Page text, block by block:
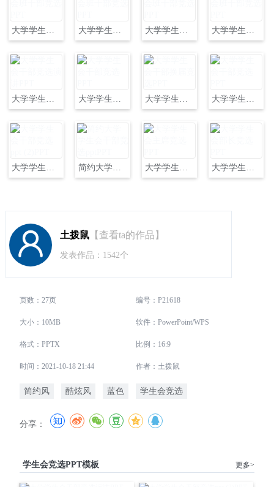
简约大学学生会干部竞选pptPPT
土拨鼠【查看ta的作品】
发表作品：1542个
页数：27页 编号：P21618
大小：10MB 软件：PowerPoint/WPS
格式：PPTX 比例：16:9
时间：2021-10-18 21:44 作者：土拨鼠
简约风 酷炫风 蓝色 学生会竞选
分享：
学生会竞选PPT模板 更多>